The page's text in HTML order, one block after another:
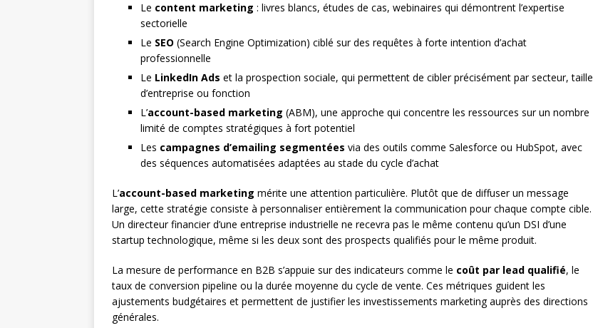
Le content marketing : livres blancs, études de cas, webinaires qui démontrent l’expertise
sectorielle
Le SEO (Search Engine Optimization) ciblé sur des requêtes à forte intention d’achat
professionnelle
Le LinkedIn Ads et la prospection sociale, qui permettent de cibler précisément par secteur, taille
d’entreprise ou fonction
L’account-based marketing (ABM), une approche qui concentre les ressources sur un nombre
limité de comptes stratégiques à fort potentiel
Les campagnes d’emailing segmentées via des outils comme Salesforce ou HubSpot, avec
des séquences automatisées adaptées au stade du cycle d’achat
L’account-based marketing mérite une attention particulière. Plutôt que de diffuser un message
large, cette stratégie consiste à personnaliser entièrement la communication pour chaque compte cible.
Un directeur financier d’une entreprise industrielle ne recevra pas le même contenu qu’un DSI d’une
startup technologique, même si les deux sont des prospects qualifiés pour le même produit.
La mesure de performance en B2B s’appuie sur des indicateurs comme le coût par lead qualifié, le
taux de conversion pipeline ou la durée moyenne du cycle de vente. Ces métriques guident les
ajustements budgétaires et permettent de justifier les investissements marketing auprès des directions
générales.